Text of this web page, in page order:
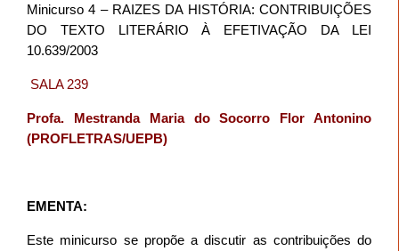
Minicurso 4 – RAIZES DA HISTÓRIA: CONTRIBUIÇÕES
DO TEXTO LITERÁRIO À EFETIVAÇÃO DA LEI
10.639/2003
SALA 239
Profa. Mestranda Maria do Socorro Flor Antonino
(PROFLETRAS/UEPB)
EMENTA:
Este minicurso se propõe a discutir as contribuições do